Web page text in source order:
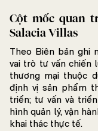
Cột mốc quan
Salacia Villas
Theo Biên bản ghi
vai trò tư vấn chiến
thương mại thuộc
định vị sản phẩm
triển; tư vấn và
hình quản lý, vận
khai thác thực tế.